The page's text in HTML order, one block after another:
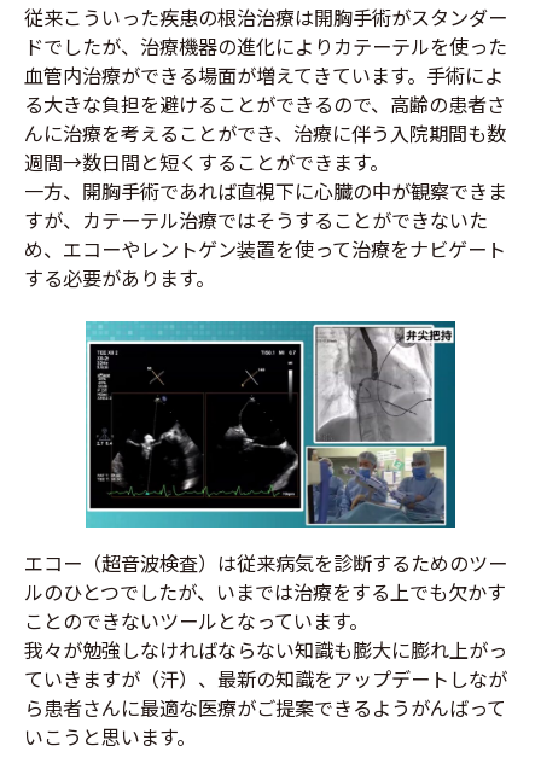
従来こういった疾患の根治治療は開胸手術がスタンダー
ドでしたが、治療機器の進化によりカテーテルを使った
血管内治療ができる場面が増えてきています。手術によ
る大きな負担を避けることができるので、高齢の患者さ
んに治療を考えることができ、治療に伴う入院期間も数
週間→数日間と短くすることができます。
一方、開胸手術であれば直視下に心臓の中が観察できま
すが、カテーテル治療ではそうすることができないた
め、エコーやレントゲン装置を使って治療をナビゲート
する必要があります。
エコー（超音波検査）は従来病気を診断するためのツー
ルのひとつでしたが、いまでは治療をする上でも欠かす
ことのできないツールとなっています。
我々が勉強しなければならない知識も膨大に膨れ上がっ
ていきますが（汗）、最新の知識をアップデートしなが
ら患者さんに最適な医療がご提案できるようがんばって
いこうと思います。